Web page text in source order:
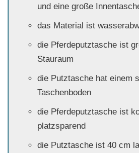
und eine große
das Material ist
die Pferdeputztasche ist
Stauraum
die Putztasche hat einem
Taschenboden
die Pferdeputztasche ist
platzsparend
die Putztasche ist 40 cm